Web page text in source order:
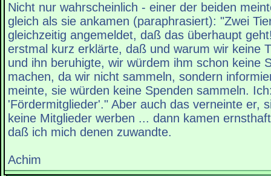
Nicht nur wahrscheinlich - einer der beiden
gleich als sie ankamen (paraphrasiert): "Zwei
gleichzeitig angemeldet, daß das überhaupt
erstmal kurz erklärte, daß und warum wir keine
und ihn beruhigte, wir würdem ihm schon keine
machen, da wir nicht sammeln, sondern
meinte, sie würden keine Spenden sammeln.
'Fördermitglieder'." Aber auch das verneinte er,
keine Mitglieder werben ... dann kamen
daß ich mich denen zuwandte.
Achim